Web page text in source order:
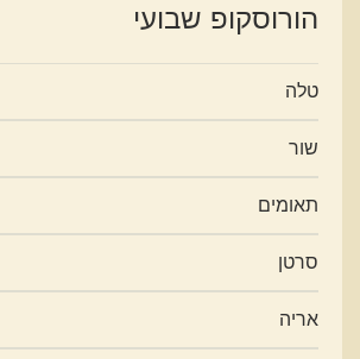
הורוסקופ שבועי
טלה
שור
תאומים
סרטן
אריה